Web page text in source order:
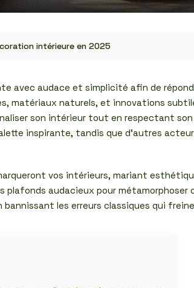
intérieure en 2025
avec audace et simplicité afin de
matériaux naturels, et innovations
son intérieur tout en respectant son
inspirante, tandis que d’autres
vos intérieurs, mariant
plafonds audacieux pour
les erreurs classiques qui